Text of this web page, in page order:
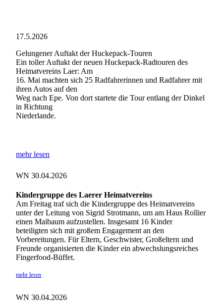
17.5.2026
Gelungener Auftakt der Huckepack-Touren
Ein toller Auftakt der neuen Huckepack-Radtouren des
Heimatvereins Laer: Am
16. Mai machten sich 25 Radfahrerinnen und Radfahrer mit
ihren Autos auf den
Weg nach Epe. Von dort startete die Tour entlang der Dinkel
in Richtung
Niederlande.
mehr lesen
WN 30.04.2026
Kindergruppe des Laerer Heimatvereins
Am Freitag traf sich die Kindergruppe des Heimatvereins
unter der Leitung von Sigrid Strotmann, um am Haus Rollier
einen Maibaum aufzustellen. Insgesamt 16 Kinder
beteiligten sich mit großem Engagement an den
Vorbereitungen. Für Eltern, Geschwister, Großeltern und
Freunde organisierten die Kinder ein abwechslungsreiches
Fingerfood-Büffet.
mehr lesen
WN 30.04.2026